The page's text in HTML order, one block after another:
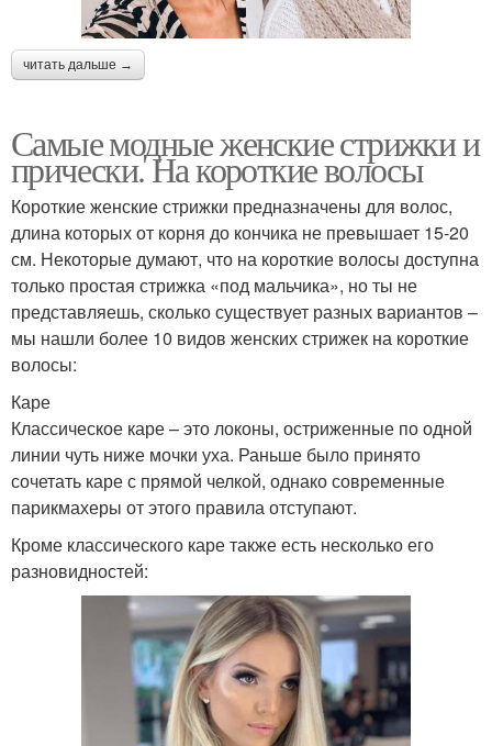
читать дальше →
Самые модные женские стрижки и
прически. На короткие волосы
Короткие женские стрижки предназначены для волос,
длина которых от корня до кончика не превышает 15-20
см. Некоторые думают, что на короткие волосы доступна
только простая стрижка «под мальчика», но ты не
представляешь, сколько существует разных вариантов –
мы нашли более 10 видов женских стрижек на короткие
волосы:
Каре
Классическое каре – это локоны, остриженные по одной
линии чуть ниже мочки уха. Раньше было принято
сочетать каре с прямой челкой, однако современные
парикмахеры от этого правила отступают.
Кроме классического каре также есть несколько его
разновидностей: